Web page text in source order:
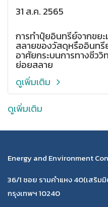
31 ส.ค. 2565
การทำปุ๋ยอินทรีย์จากขย
สลายของวัสดุหรืออินทรี
อาศัยกระบนการทางชีว
ย่อยสลาย
ดูเพิ่มเติม
ดูเพิ่มเติม
Energy and Environment
36/1 ซอย รามคำแหง 40(เสริม
กรุงเทพฯ 10240